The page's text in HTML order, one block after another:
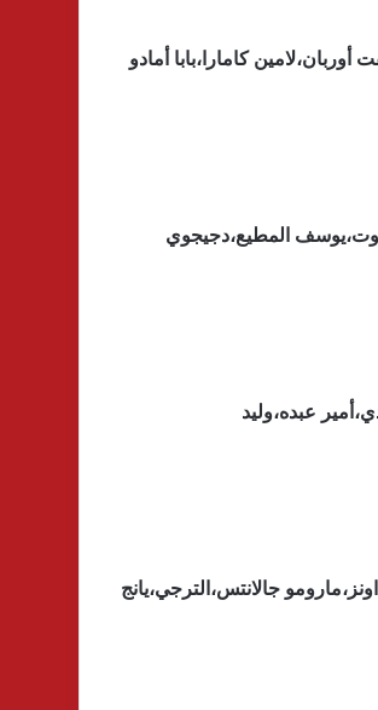
كامارا،بابا أمادو
المطيع،دجيجوي
عبده،وليد
جالانتس،الترجي،يانج